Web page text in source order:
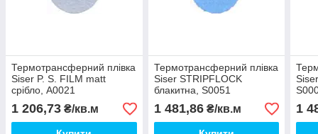
Термотрансферний плівка
Siser P. S. FILM matt
срібло, А0021
1 206,73 ₴/кв.м
Термотрансферний плівка
Siser STRIPFLOCK
блакитна, S0051
1 481,86₴/кв.м 1